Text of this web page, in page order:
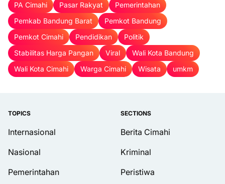
PA Cimahi
Pasar Rakyat
Pemerintahan
Pemkab Bandung Barat
Pemkot Bandung
Pemkot Cimahi
Pendidikan
Politik
Stabilitas Harga Pangan
Viral
Wali Kota Bandung
Wali Kota Cimahi
Warga Cimahi Wisata umkm
TOPICS
Internasional
Nasional
Pemerintahan
SECTIONS
Berita Cimahi
Kriminal
Peristiwa